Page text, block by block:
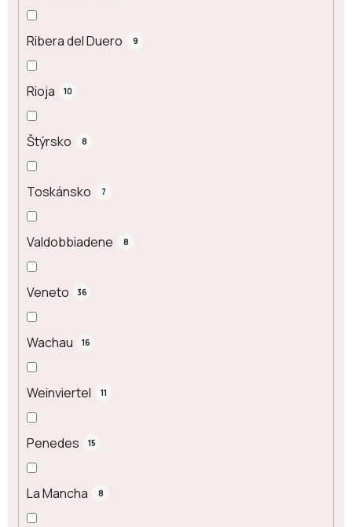
Ribera del Duero 9
Rioja 10
Štýrsko 8
Toskánsko 7
Valdobbiadene 8
Veneto 36
Wachau 16
Weinviertel 11
Penedes 15
La Mancha 8